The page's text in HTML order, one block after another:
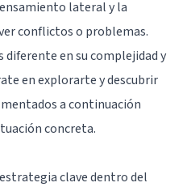
lateral y la
conflictos o problemas.
diferente en su complejidad y
en explorarte y descubrir
a continuación
concreta.
clave dentro del